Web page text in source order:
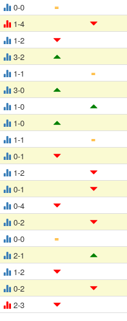
0-0
=
1-4
1-2
3-2
1-1
=
3-0
1-0
1-0
1-1
=
0-1
1-2
0-1
0-4
0-2
0-0
=
2-1
1-2
0-2
2-3